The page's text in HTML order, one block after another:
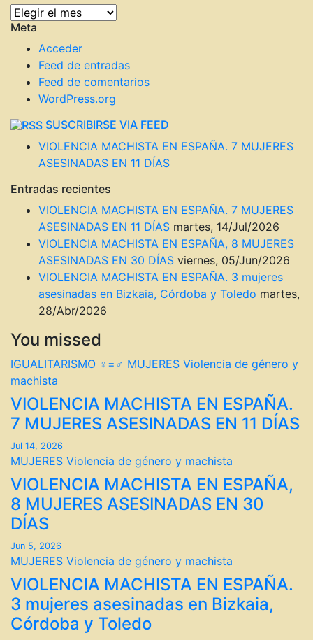
ENTRADAS
DEL
BLOG
Meta
Acceder
Feed de entradas
Feed de comentarios
WordPress.org
SUSCRIBIRSE VIA FEED
VIOLENCIA MACHISTA EN ESPAÑA. 7 MUJERES
ASESINADAS EN 11 DÍAS
Entradas recientes
VIOLENCIA MACHISTA EN ESPAÑA. 7 MUJERES
ASESINADAS EN 11 DÍAS martes, 14/Jul/2026
VIOLENCIA MACHISTA EN ESPAÑA, 8 MUJERES
ASESINADAS EN 30 DÍAS viernes, 05/Jun/2026
VIOLENCIA MACHISTA EN ESPAÑA. 3 mujeres
asesinadas en Bizkaia, Córdoba y Toledo martes,
28/Abr/2026
You missed
IGUALITARISMO ♀=♂ MUJERES Violencia de género y
machista
VIOLENCIA MACHISTA EN ESPAÑA.
7 MUJERES ASESINADAS EN 11 DÍAS
Jul 14, 2026
MUJERES Violencia de género y machista
VIOLENCIA MACHISTA EN ESPAÑA,
8 MUJERES ASESINADAS EN 30
DÍAS
Jun 5, 2026
MUJERES Violencia de género y machista
VIOLENCIA MACHISTA EN ESPAÑA.
3 mujeres asesinadas en Bizkaia,
Córdoba y Toledo